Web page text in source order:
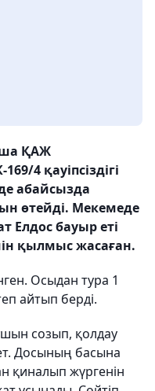
ҚАЖ
4 қауіпсіздігі
абайсызда
өтейді. Мекемеде
Елдос бауыр еті
қылмыс жасаған.
Осыдан тура 1
айтып берді.
созып, қолдау
Досының басына
қиналып жүргенін